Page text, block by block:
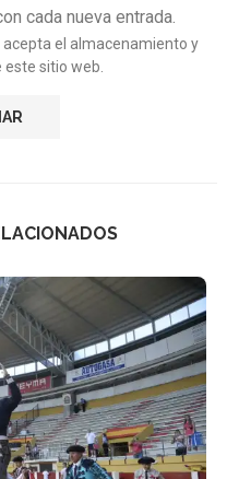
cada nueva entrada.
el almacenamiento y
sitio web.